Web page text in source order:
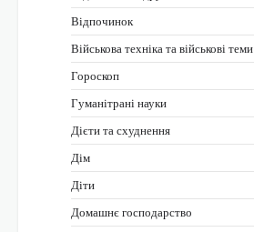
Відпочинок
Військова техніка та військові теми
Гороскоп
Гуманітрані науки
Дієти та схуднення
Дім
Діти
Домашнє господарство